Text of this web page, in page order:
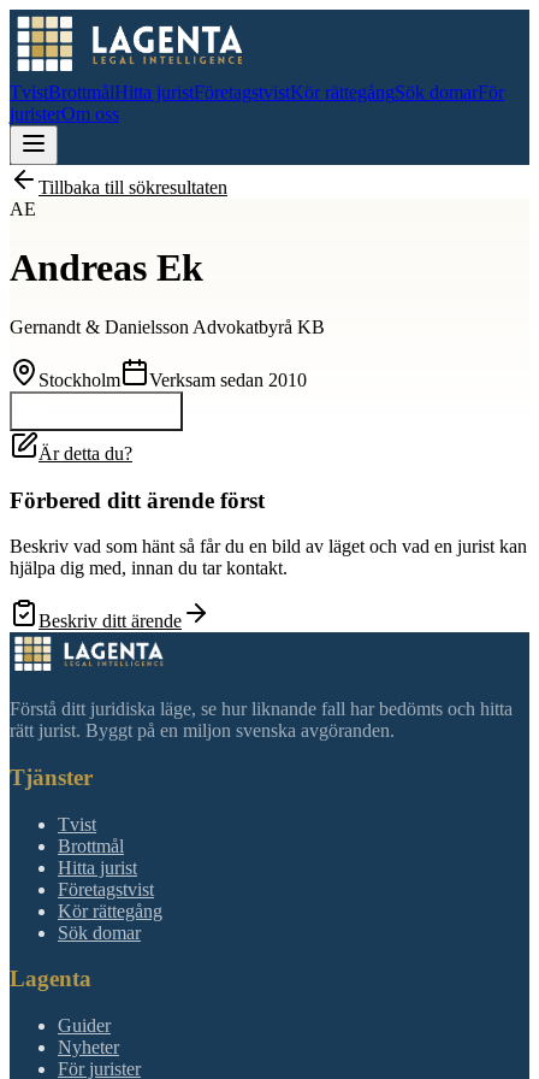
TvistBrottmålHitta juristFöretagstvistKör rättegångSök domarFör
juristerOm oss
Tillbaka till sökresultaten
AE
Andreas Ek
Gernandt & Danielsson Advokatbyrå KB
Stockholm Verksam sedan 2010
Är detta du?
Förbered ditt ärende först
Beskriv vad som hänt så får du en bild av läget och vad en jurist kan
hjälpa dig med, innan du tar kontakt.
Beskriv ditt ärende
Förstå ditt juridiska läge, se hur liknande fall har bedömts och hitta
rätt jurist. Byggt på en miljon svenska avgöranden.
Tjänster
Tvist
Brottmål
Hitta jurist
Företagstvist
Kör rättegång
Sök domar
Lagenta
Guider
Nyheter
För jurister